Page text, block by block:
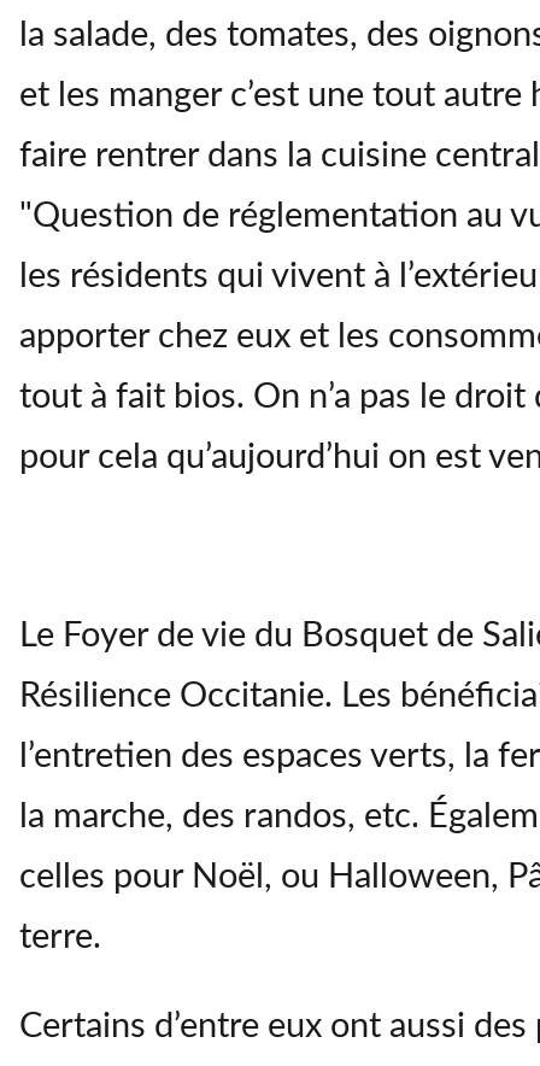
la salade, des tomates, des
et les manger c’est une tout autre
faire rentrer dans la cuisine
"Question de réglementation au
les résidents qui vivent à
apporter chez eux et les
tout à fait bios. On n’a pas le
pour cela qu’aujourd’hui on est
Le Foyer de vie du Bosquet de
Résilience Occitanie. Les
l’entretien des espaces verts, la
la marche, des randos, etc.
celles pour Noël, ou Halloween,
terre.
Certains d’entre eux ont aussi